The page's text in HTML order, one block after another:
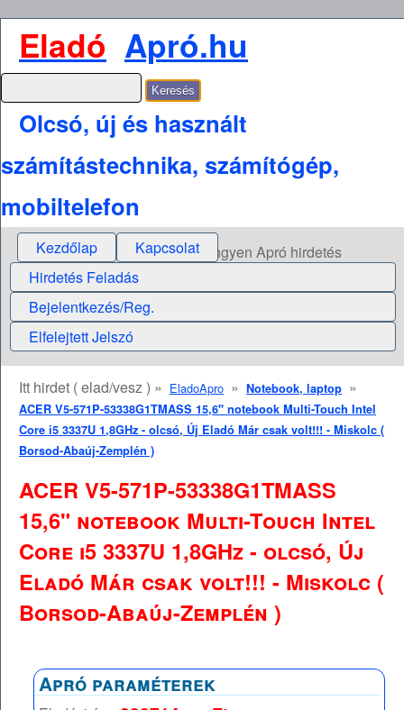
Eladó Apró.hu
Olcsó, új és használt
számítástechnika, számítógép,
mobiltelefon
Kezdőlap Kapcsolat
Ingyen Apró hirdetés
Hirdetés Feladás
Bejelentkezés/Reg.
Elfelejtett Jelszó
Itt hirdet ( elad/vesz ) » EladoApro » Notebook, laptop »
ACER V5-571P-53338G1TMASS 15,6" notebook Multi-Touch Intel
Core i5 3337U 1,8GHz - olcsó, Új Eladó Már csak volt!!! - Miskolc (
Borsod-Abaúj-Zemplén )
ACER V5-571P-53338G1TMASS
15,6" notebook Multi-Touch Intel
Core i5 3337U 1,8GHz - olcsó, Új
Eladó Már csak volt!!! - Miskolc (
Borsod-Abaúj-Zemplén )
Apró paraméterek